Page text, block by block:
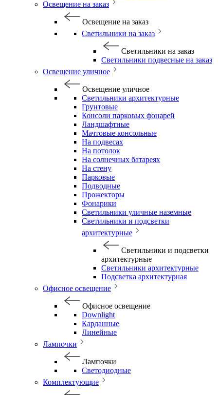
Освещение на заказ
Освещение на заказ
Светильники на заказ
Светильники на заказ
Светильники подвесные на заказ
Освещение уличное
Освещение уличное
Светильники архитектурные
Грунтовые
Консоли парковых фонарей
Ландшафтные
Мачтовые консольные
На подвесах
На потолок
На солнечных батареях
На стену
Парковые
Подводные
Прожекторы
Фонарики
Светильники уличные наземные
Светильники и подсветки
архитектурные
Светильники и подсветки
архитектурные
Светильники архитектурные
Подсветка архитектурная
Офисное освещение
Офисное освещение
Downlight
Карданные
Линейные
Лампочки
Лампочки
Светодиодные
Комплектующие